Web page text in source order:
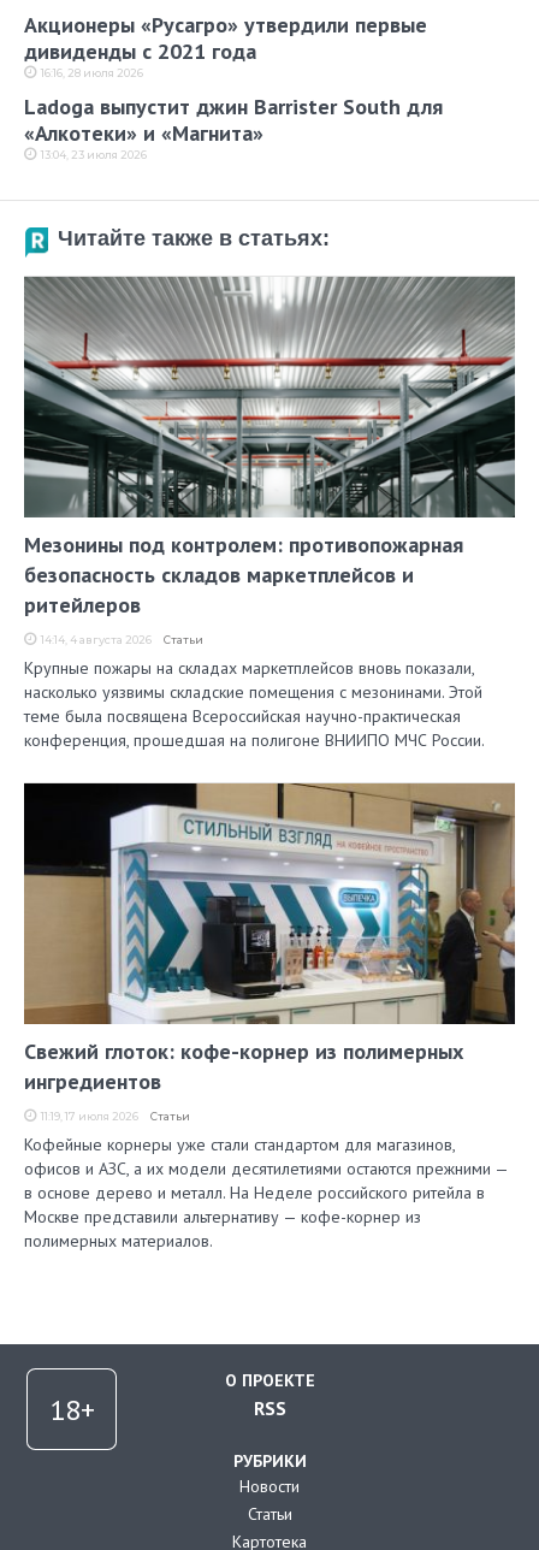
Акционеры «Русагро» утвердили первые
дивиденды с 2021 года
16:16, 28 июля 2026
Ladoga выпустит джин Barrister South для
«Алкотеки» и «Магнита»
13:04, 23 июля 2026
Читайте также в статьях:
Мезонины под контролем: противопожарная
безопасность складов маркетплейсов и
ритейлеров
14:14, 4 августа 2026 Статьи
Крупные пожары на складах маркетплейсов вновь показали,
насколько уязвимы складские помещения с мезонинами. Этой
теме была посвящена Всероссийская научно-практическая
конференция, прошедшая на полигоне ВНИИПО МЧС России.
Свежий глоток: кофе-корнер из полимерных
ингредиентов
11:19, 17 июля 2026 Статьи
Кофейные корнеры уже стали стандартом для магазинов,
офисов и АЗС, а их модели десятилетиями остаются прежними —
в основе дерево и металл. На Неделе российского ритейла в
Москве представили альтернативу — кофе-корнер из
полимерных материалов.
О ПРОЕКТЕ
RSS
РУБРИКИ
Новости
Статьи
Картотека